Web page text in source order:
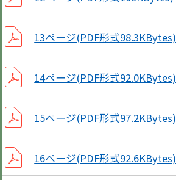
13ページ(PDF形式98.3KBytes)
14ページ(PDF形式92.0KBytes)
15ページ(PDF形式97.2KBytes)
16ページ(PDF形式92.6KBytes)